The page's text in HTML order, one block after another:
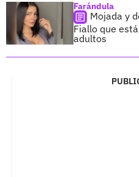
Farándula
Mojada y
Fiallo que
adultos